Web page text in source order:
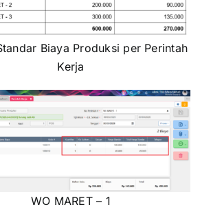
Biaya Produksi per Perintah
Kerja
WO MARET – 1